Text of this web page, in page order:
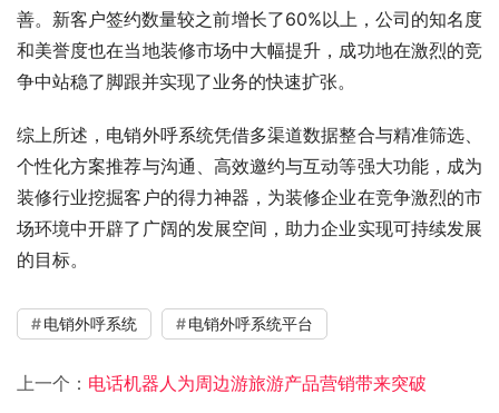
善。新客户签约数量较之前增长了60%以上，公司的知名度
和美誉度也在当地装修市场中大幅提升，成功地在激烈的竞
争中站稳了脚跟并实现了业务的快速扩张。
综上所述，电销外呼系统凭借多渠道数据整合与精准筛选、
个性化方案推荐与沟通、高效邀约与互动等强大功能，成为
装修行业挖掘客户的得力神器，为装修企业在竞争激烈的市
场环境中开辟了广阔的发展空间，助力企业实现可持续发展
的目标。
电销外呼系统 电销外呼系统平台
上一个： 电话机器人为周边游旅游产品营销带来突破